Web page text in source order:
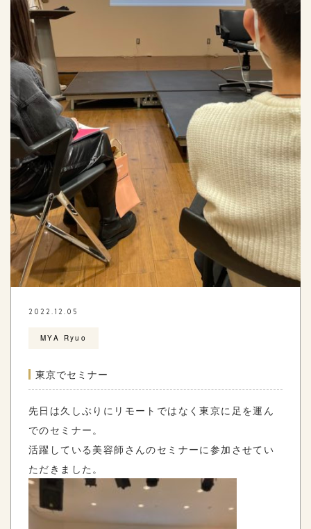
2022.12.05
MYA Ryuo
東京でセミナー
先日は久しぶりにリモートではなく東京に足を運ん
でのセミナー。
活躍している美容師さんのセミナーに参加させてい
ただきました。